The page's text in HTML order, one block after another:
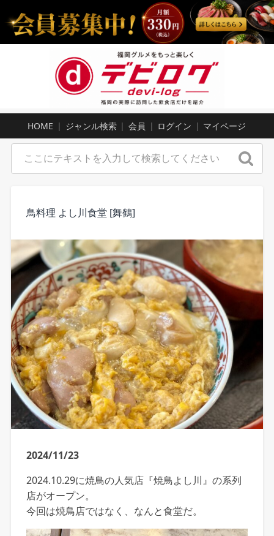
HOME ジャンル検索 会員 ログイン マイページ
鳥料理 よし川食堂 [舞鶴]
2024/11/23
2024.10.29に焼鳥の人気店『焼鳥よし川』の系列
店がオープン。
今回は焼鳥店ではなく、なんと食堂だ。